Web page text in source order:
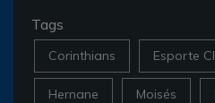
Tags
Corinthians Esporte
Hernane Moisés